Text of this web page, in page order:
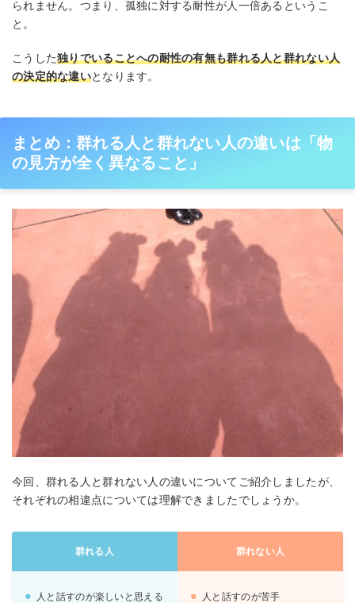
られません。つまり、孤独に対する耐性が人一倍あるというこ
と。
こうした独りでいることへの耐性の有無も群れる人と群れない人
の決定的な違いとなります。
まとめ：群れる人と群れない人の違いは「物
の見方が全く異なること」
今回、群れる人と群れない人の違いについてご紹介しましたが、
それぞれの相違点については理解できましたでしょうか。
群れる人 群れない人
人と話すのが楽しいと思える
人と話すのが苦手